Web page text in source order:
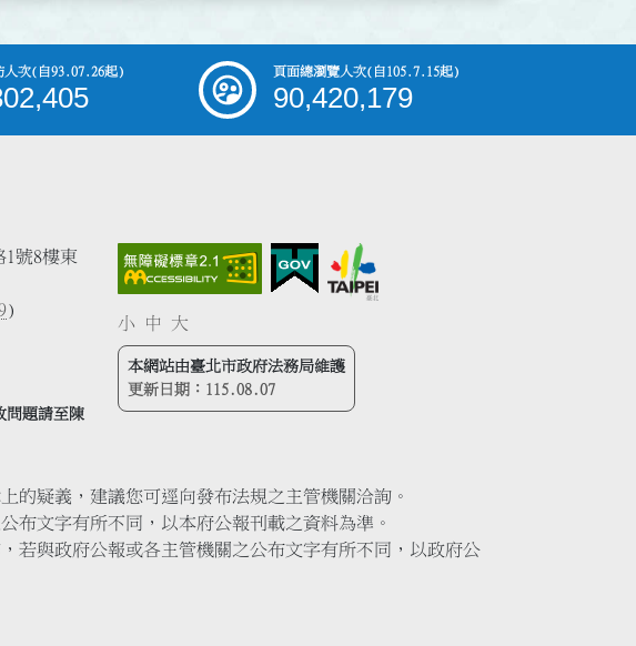
人次(自93.07.26起) 頁面總瀏覽人次(自105.7.15起)
90,420,179
1號8樓東
)
問題請至陳
小 中 大
本網站由臺北市政府法務局維護
更新日期： 115.08.07
的疑義，建議您可逕向發布法規之主管機關洽詢。
布文字有所不同，以本府公報刊載之資料為準。
若與政府公報或各主管機關之公布文字有所不同，以政府公